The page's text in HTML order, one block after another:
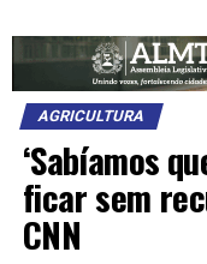
AGRICULTURA
‘Sabíamos
ficar sem
CNN